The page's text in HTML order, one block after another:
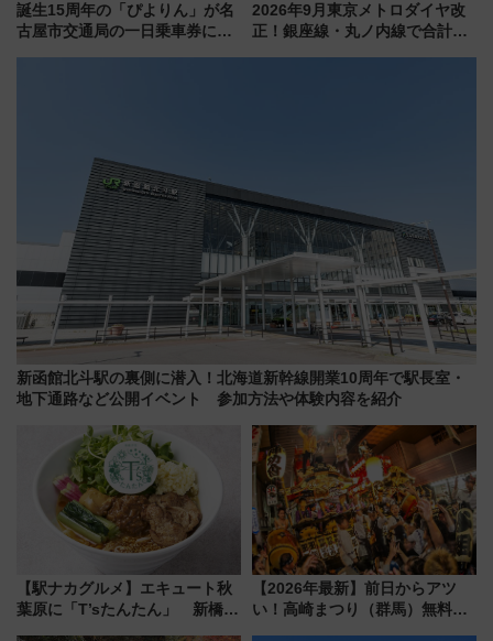
誕生15周年の「ぴよりん」が名
古屋市交通局の一日乗車券に！
2026年9月東京メトロダイヤ改
正！銀座線・丸ノ内線で合計
新函館北斗駅の裏側に潜入！北海道新幹線開業10周年で駅長室・
地下通路など公開イベント 参加方法や体験内容を紹介
【駅ナカグルメ】エキュート秋
葉原に「T’sたんたん」 新橋に
【2026年最新】前日からアツ
い！高崎まつり（群馬）無料観